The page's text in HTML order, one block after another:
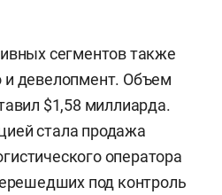
сегментов также
и девелопмент. Объем
$1,58 миллиарда.
стала продажа
оператора
под контроль